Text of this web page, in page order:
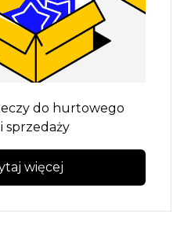
do hurtowego
sprzedaży
więcej